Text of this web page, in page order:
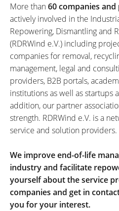
More than60 companies
actively involved in the
Repowering, Dismantling and
(RDRWind e.V.) including
companies for removal,
management, legal and
providers, B2B portals,
institutions as well as startups
addition, our partner
strength. RDRWind e.V. is a
service and solution providers.
We improve end-of-life
industry and facilitate
yourself about the service
companies and get in
you for your interest.